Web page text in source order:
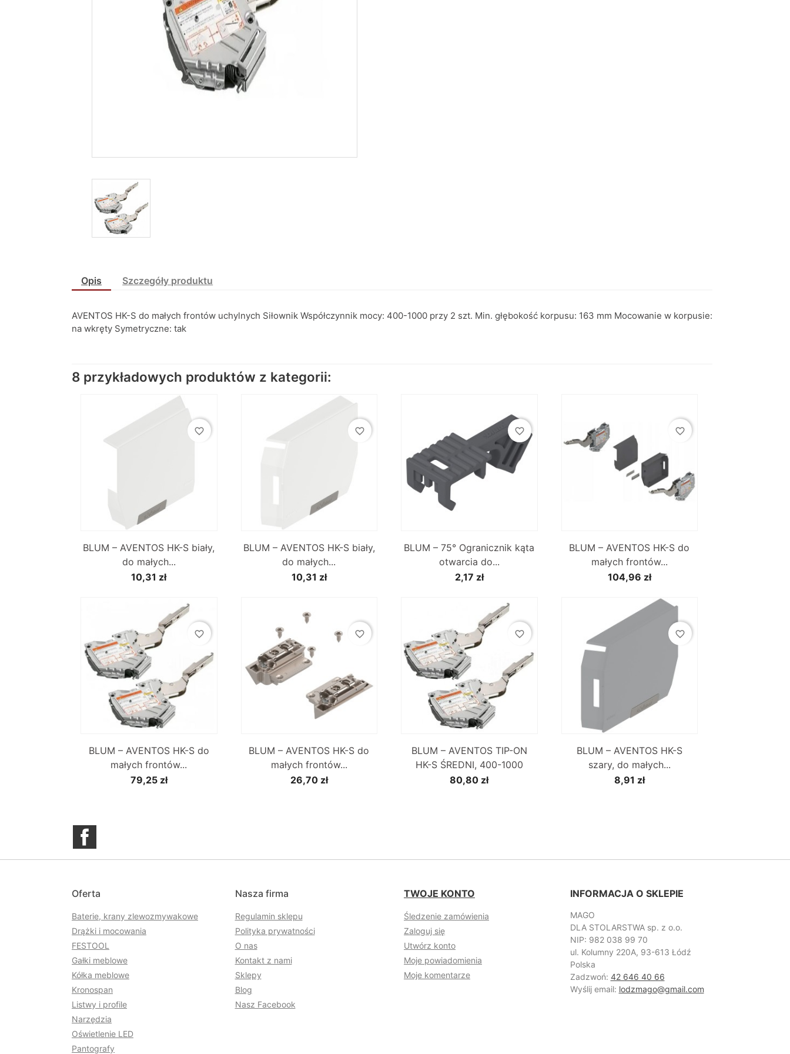
Opis Szczegóły produktu
AVENTOS HK-S do małych frontów uchylnych Siłownik Współczynnik mocy: 400-1000 przy 2 szt. Min. głębokość korpusu: 163 mm Mocowanie w korpusie:
na wkręty Symetryczne: tak
8 przykładowych produktów z kategorii:
BLUM – AVENTOS HK-S biały,
do małych...
10,31 zł
favorite_border
BLUM – AVENTOS HK-S biały,
do małych...
10,31 zł
favorite_border
BLUM – 75° Ogranicznik kąta
otwarcia do...
2,17 zł
favorite_border
BLUM – AVENTOS HK-S do
małych frontów...
104,96 zł
favorite_border
BLUM – AVENTOS HK-S do
małych frontów...
79,25 zł
favorite_border
BLUM – AVENTOS HK-S do
małych frontów...
26,70 zł
favorite_border
BLUM – AVENTOS TIP-ON
HK-S ŚREDNI, 400-1000
80,80 zł
favorite_border
BLUM – AVENTOS HK-S
szary, do małych...
8,91 zł
favorite_border
Oferta
Baterie, krany zlewozmywakowe
Drążki i mocowania
FESTOOL
Gałki meblowe
Kółka meblowe
Kronospan
Listwy i profile
Narzędzia
Oświetlenie LED
Pantografy
Nasza firma
Regulamin sklepu
Polityka prywatności
O nas
Kontakt z nami
Sklepy
Blog
Nasz Facebook
TWOJE KONTO
Śledzenie zamówienia
Zaloguj się
Utwórz konto
Moje powiadomienia
Moje komentarze
INFORMACJA O SKLEPIE
MAGO
DLA STOLARSTWA sp. z o.o.
NIP: 982 038 99 70
ul. Kolumny 220A, 93-613 Łódź
Polska
Zadzwoń: 42 646 40 66
Wyślij email: lodzmago@gmail.com